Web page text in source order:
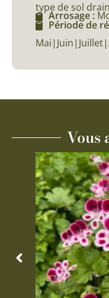
type de sol
Arrosage :
Période de
Vous